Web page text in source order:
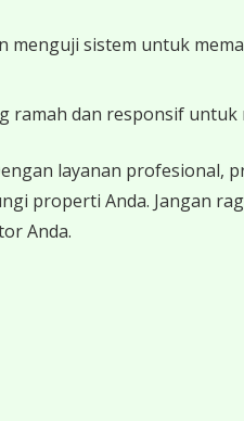
menguji sistem untuk
ramah dan responsif
layanan
properti Anda. Jangan
Anda.